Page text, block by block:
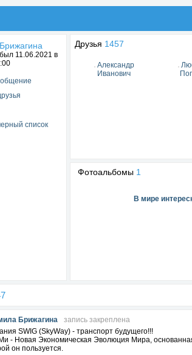
11.06.2021 в
список
Друзья 1457
Александр
Иванович
Фотоальбомы 1
В мире
Брижагина
запись закреплена
SWIG (SkyWay) - транспорт будущего!!!
- Новая Экономическая Эволюция Мира, основанная
он пользуется.